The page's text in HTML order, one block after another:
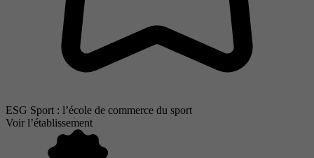
ESG Sport : l’école de commerce du sport
Voir l’établissement